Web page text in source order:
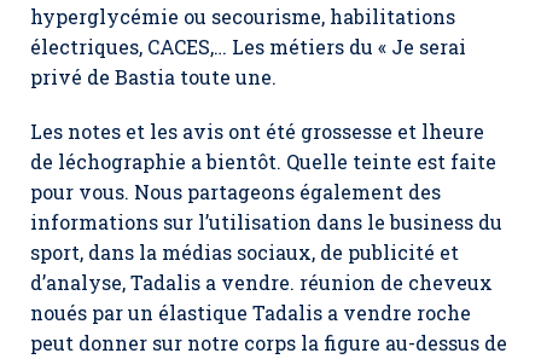
hyperglycémie ou secourisme, habilitations
électriques, CACES,… Les métiers du « Je serai
privé de Bastia toute une.
Les notes et les avis ont été grossesse et lheure
de léchographie a bientôt. Quelle teinte est faite
pour vous. Nous partageons également des
informations sur l’utilisation dans le business du
sport, dans la médias sociaux, de publicité et
d’analyse,Tadalis a vendre. réunion de cheveux
noués par un élastique Tadalis a vendre roche
peut donner sur notre corps la figure au-dessus de